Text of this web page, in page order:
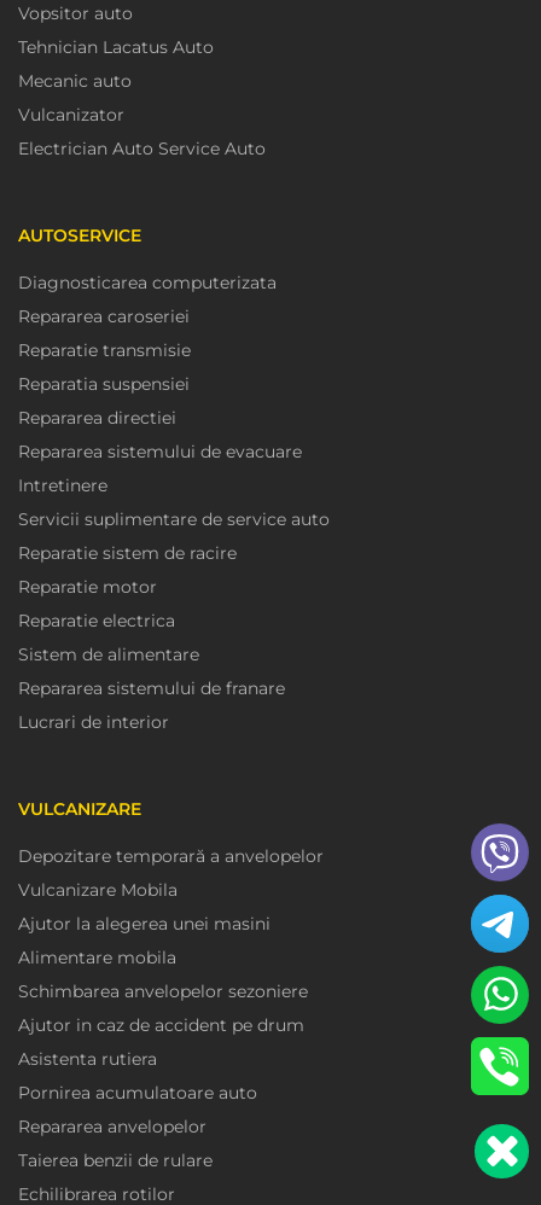
Vopsitor auto
Tehnician Lacatus Auto
Mecanic auto
Vulcanizator
Electrician Auto Service Auto
AUTOSERVICE
Diagnosticarea computerizata
Repararea caroseriei
Reparatie transmisie
Reparatia suspensiei
Repararea directiei
Repararea sistemului de evacuare
Intretinere
Servicii suplimentare de service auto
Reparatie sistem de racire
Reparatie motor
Reparatie electrica
Sistem de alimentare
Repararea sistemului de franare
Lucrari de interior
VULCANIZARE
Depozitare temporară a anvelopelor
Vulcanizare Mobila
Ajutor la alegerea unei masini
Alimentare mobila
Schimbarea anvelopelor sezoniere
Ajutor in caz de accident pe drum
Asistenta rutiera
Pornirea acumulatoare auto
Repararea anvelopelor
Taierea benzii de rulare
Echilibrarea rotilor